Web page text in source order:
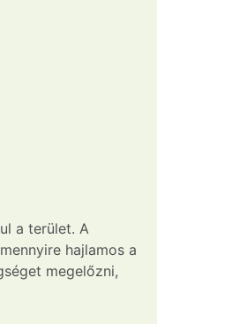
a terület. A
hajlamos a
megelőzni,